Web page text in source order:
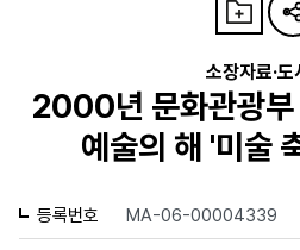
소장자료·도
2000년 문화관광
예술의 해 '미술
등록번호 MA-06-00004339